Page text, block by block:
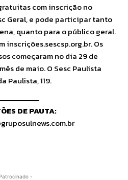
com inscrição no
Geral, e pode participar tanto
quanto para o público geral.
inscrições.sescsp.org.br. Os
começaram no dia 29 de
de maio. O Sesc Paulista
Paulista, 119.
DE PAUTA:
-